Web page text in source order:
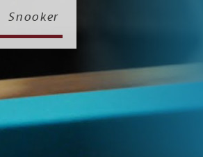
Snooker